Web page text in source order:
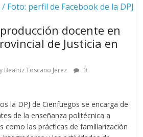
Foto: perfil de Facebook de la DPJ
docente en
de Justicia en
Beatriz Toscano Jerez
0
la DPJ de Cienfuegos se encarga de
de la enseñanza politécnica a
como las prácticas de familiarización